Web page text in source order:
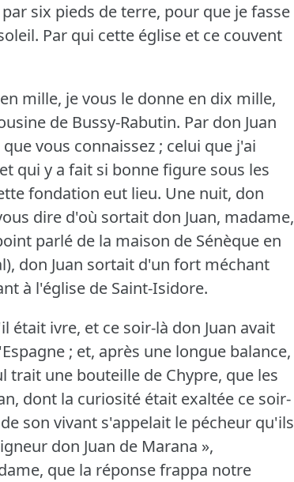
six pieds de terre, pour que je fasse
Par qui cette église et ce couvent
mille, je vous le donne en dix mille,
de Bussy-Rabutin. Par don Juan
vous connaissez ; celui que j'ai
qui y a fait si bonne figure sous les
fondation eut lieu. Une nuit, don
dire d'où sortait don Juan, madame,
parlé de la maison de Sénèque en
don Juan sortait d'un fort méchant
à l'église de Saint-Isidore.
ivre, et ce soir-là don Juan avait
; et, après une longue balance,
trait une bouteille de Chypre, que les
dont la curiosité était exaltée ce soir-
son vivant s'appelait le pécheur qu'ils
don Juan de Marana »,
que la réponse frappa notre